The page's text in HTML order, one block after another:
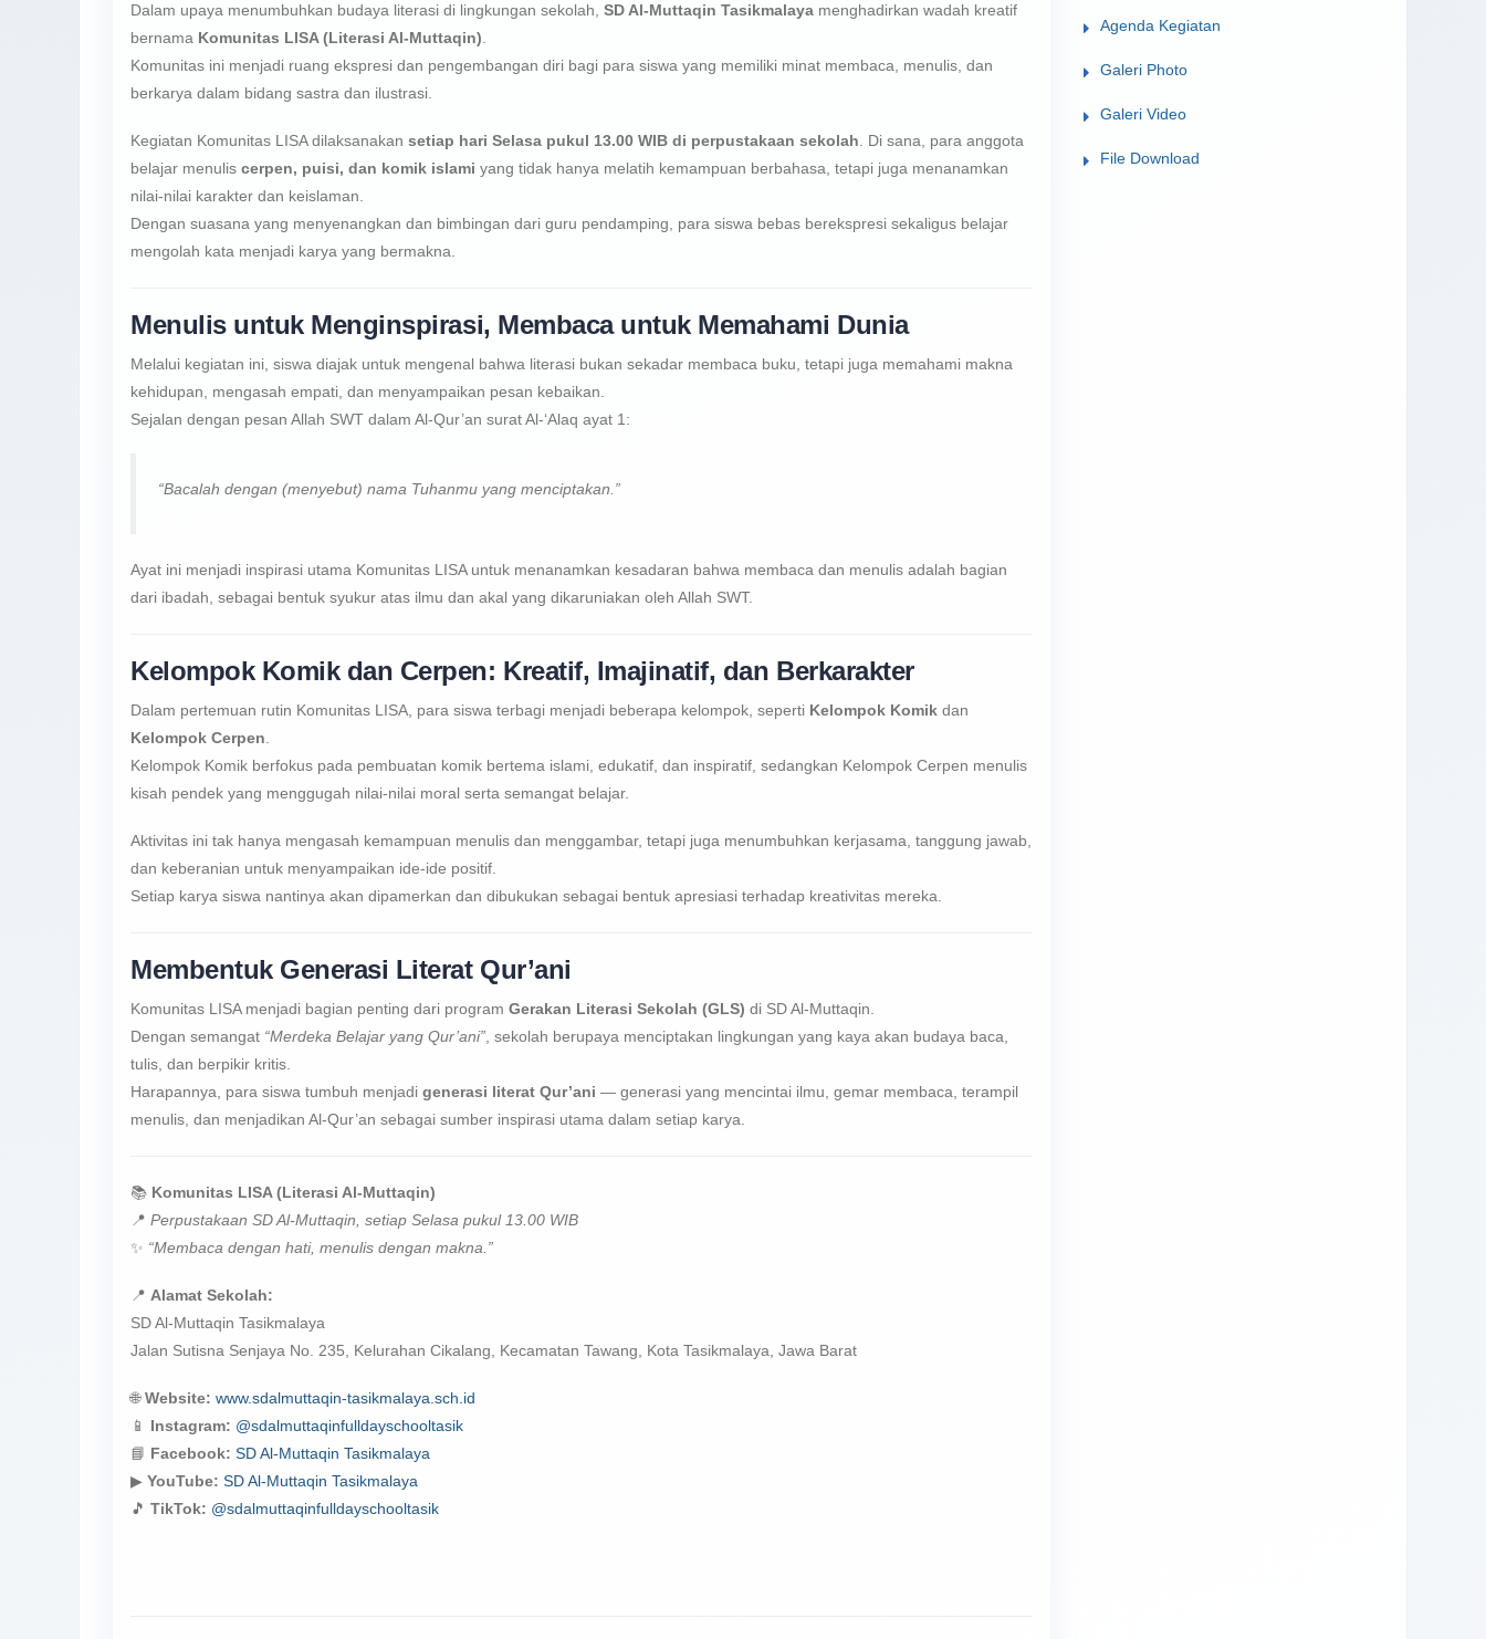
Dalam upaya menumbuhkan budaya literasi di lingkungan sekolah, SD Al-Muttaqin Tasikmalaya menghadirkan wadah kreatif
bernama Komunitas LISA (Literasi Al-Muttaqin).
Komunitas ini menjadi ruang ekspresi dan pengembangan diri bagi para siswa yang memiliki minat membaca, menulis, dan
berkarya dalam bidang sastra dan ilustrasi.
Kegiatan Komunitas LISA dilaksanakan setiap hari Selasa pukul 13.00 WIB di perpustakaan sekolah. Di sana, para anggota
belajar menulis cerpen, puisi, dan komik islami yang tidak hanya melatih kemampuan berbahasa, tetapi juga menanamkan
nilai-nilai karakter dan keislaman.
Dengan suasana yang menyenangkan dan bimbingan dari guru pendamping, para siswa bebas berekspresi sekaligus belajar
mengolah kata menjadi karya yang bermakna.
Menulis untuk Menginspirasi, Membaca untuk Memahami Dunia
Melalui kegiatan ini, siswa diajak untuk mengenal bahwa literasi bukan sekadar membaca buku, tetapi juga memahami makna
kehidupan, mengasah empati, dan menyampaikan pesan kebaikan.
Sejalan dengan pesan Allah SWT dalam Al-Qur’an surat Al-‘Alaq ayat 1:
“Bacalah dengan (menyebut) nama Tuhanmu yang menciptakan.”
Ayat ini menjadi inspirasi utama Komunitas LISA untuk menanamkan kesadaran bahwa membaca dan menulis adalah bagian
dari ibadah, sebagai bentuk syukur atas ilmu dan akal yang dikaruniakan oleh Allah SWT.
Kelompok Komik dan Cerpen: Kreatif, Imajinatif, dan Berkarakter
Dalam pertemuan rutin Komunitas LISA, para siswa terbagi menjadi beberapa kelompok, seperti Kelompok Komik dan
Kelompok Cerpen.
Kelompok Komik berfokus pada pembuatan komik bertema islami, edukatif, dan inspiratif, sedangkan Kelompok Cerpen menulis
kisah pendek yang menggugah nilai-nilai moral serta semangat belajar.
Aktivitas ini tak hanya mengasah kemampuan menulis dan menggambar, tetapi juga menumbuhkan kerjasama, tanggung jawab,
dan keberanian untuk menyampaikan ide-ide positif.
Setiap karya siswa nantinya akan dipamerkan dan dibukukan sebagai bentuk apresiasi terhadap kreativitas mereka.
Membentuk Generasi Literat Qur’ani
Komunitas LISA menjadi bagian penting dari program Gerakan Literasi Sekolah (GLS) di SD Al-Muttaqin.
Dengan semangat “Merdeka Belajar yang Qur’ani”, sekolah berupaya menciptakan lingkungan yang kaya akan budaya baca,
tulis, dan berpikir kritis.
Harapannya, para siswa tumbuh menjadi generasi literat Qur’ani — generasi yang mencintai ilmu, gemar membaca, terampil
menulis, dan menjadikan Al-Qur’an sebagai sumber inspirasi utama dalam setiap karya.
📚 Komunitas LISA (Literasi Al-Muttaqin)
📍 Perpustakaan SD Al-Muttaqin, setiap Selasa pukul 13.00 WIB
✨ “Membaca dengan hati, menulis dengan makna.”
📍 Alamat Sekolah:
SD Al-Muttaqin Tasikmalaya
Jalan Sutisna Senjaya No. 235, Kelurahan Cikalang, Kecamatan Tawang, Kota Tasikmalaya, Jawa Barat
🌐Website: www.sdalmuttaqin-tasikmalaya.sch.id
📱 Instagram: @sdalmuttaqinfulldayschooltasik
📘 Facebook: SD Al-Muttaqin Tasikmalaya
▶ YouTube: SD Al-Muttaqin Tasikmalaya
🎵 TikTok: @sdalmuttaqinfulldayschooltasik
Agenda Kegiatan
Galeri Photo
Galeri Video
File Download